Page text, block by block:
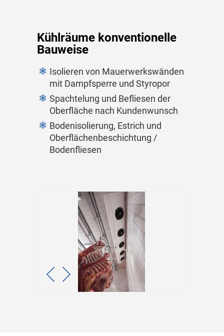
Kühlräume konventionelle
Bauweise
Isolieren von Mauerwerkswänden
mit Dampfsperre und Styropor
Spachtelung und Befliesen der
Oberfläche nach Kundenwunsch
Bodenisolierung, Estrich und
Oberflächenbeschichtung /
Bodenfliesen